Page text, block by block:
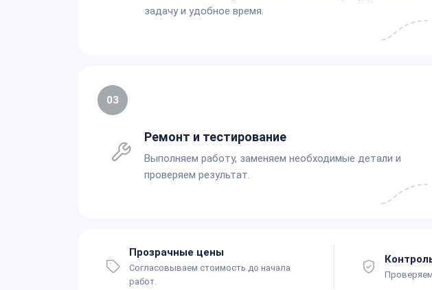
задачу и удобное время.
03
Ремонт и тестирование
Выполняем работу, заменяем необходимые детали и
проверяем результат.
Прозрачные цены
Согласовываем стоимость до начала
работ.
Проверяем